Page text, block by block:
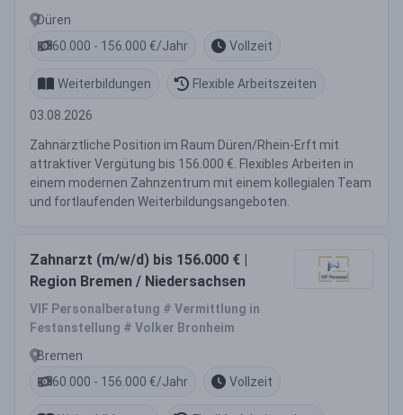
Düren
60.000 - 156.000 €/Jahr
Vollzeit
Weiterbildungen Flexible Arbeitszeiten
03.08.2026
Zahnärztliche Position im Raum Düren/Rhein-Erft mit
attraktiver Vergütung bis 156.000 €. Flexibles Arbeiten in
einem modernen Zahnzentrum mit einem kollegialen Team
und fortlaufenden Weiterbildungsangeboten.
Zahnarzt (m/w/d) bis 156.000 € |
Region Bremen / Niedersachsen
VIF Personalberatung # Vermittlung in
Festanstellung # Volker Bronheim
Bremen
60.000 - 156.000 €/Jahr
Vollzeit